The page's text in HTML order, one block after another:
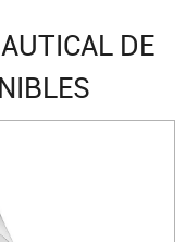
DE